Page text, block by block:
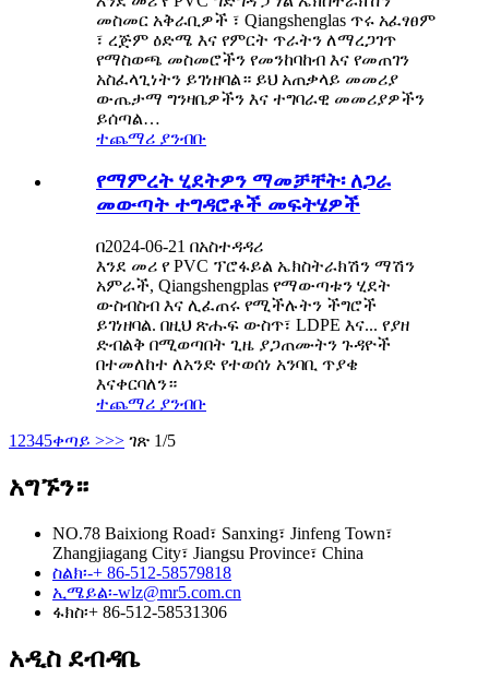
መስመር አቅራቢዎች ፣ Qiangshenglas ጥሩ አፈፃፀም
፣ ረጅም ዕድሜ እና የምርት ጥራትን ለማረጋገጥ
የማስወጫ መስመሮችን የመንከባከብ እና የመጠገን
አስፈላጊነትን ይገነዘባል። ይህ አጠቃላይ መመሪያ
ውጤታማ ግንዛቤዎችን እና ተግባራዊ መመሪያዎችን
ይሰጣል…
ተጨማሪ ያንብቡ
የማምረት ሂደትዎን ማመቻቸት፡ ለጋራ
መውጣት ተግዳሮቶች መፍትሄዎች
በ2024-06-21 በአስተዳዳሪ
እንደ መሪ የ PVC ፕሮፋይል ኤክስትራክሽን ማሽን
አምራች, Qiangshengplas የማውጣቱን ሂደት
ውስብስብ እና ሊፈጠሩ የሚችሉትን ችግሮች
ይገነዘባል. በዚህ ጽሑፍ ውስጥ፣ LDPE እና... የያዘ
ድብልቅ በሚወጣበት ጊዜ ያጋጠሙትን ጉዳዮች
በተመለከተ ለአንድ የተወሰነ አንባቢ ጥያቄ
እናቀርባለን።
ተጨማሪ ያንብቡ
1 2345ቀጣይ >>> ገጽ 1/5
አግኙን።
NO.78 Baixiong Road፣ Sanxing፣ Jinfeng Town፣
Zhangjiagang City፣ Jiangsu Province፣ China
ስልክ፡-+ 86-512-58579818
ኢሜይል፡-wlz@mr5.com.cn
ፋክስ፡+ 86-512-58531306
አዲስ ደብዳቤ